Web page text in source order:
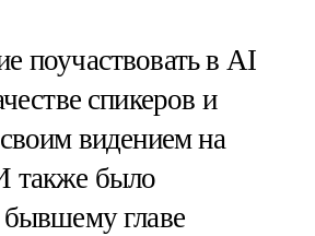
поучаствовать в AI
спикеров и
видением на
также было
бывшему главе